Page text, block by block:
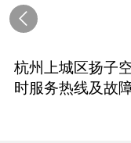
杭州上城区扬子
时服务热线及故